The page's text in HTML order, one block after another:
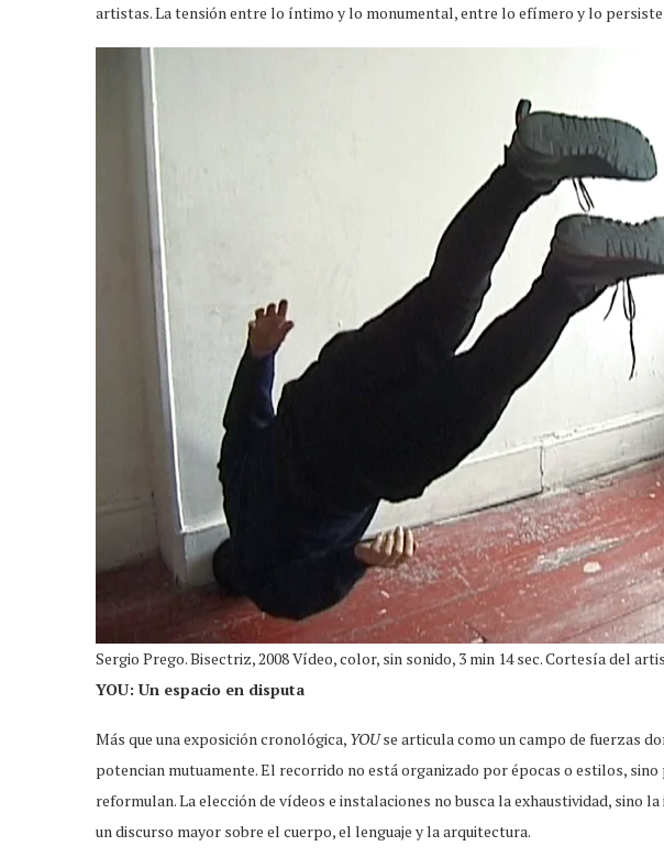
artistas. La tensión entre lo íntimo y lo monumental, entre lo efímero y lo
Sergio Prego. Bisectriz, 2008 Vídeo, color, sin sonido, 3 min 14 sec. Cortesía del
YOU: Un espacio en disputa
Más que una exposición cronológica, YOUse articula como un campo de fuerzas
potencian mutuamente. El recorrido no está organizado por épocas o estilos, sino
reformulan. La elección de vídeos e instalaciones no busca la exhaustividad, sino
un discurso mayor sobre el cuerpo, el lenguaje y la arquitectura.